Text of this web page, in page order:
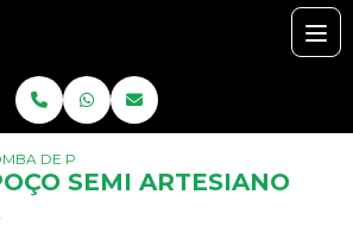
DE POÇO SEMI ARTESIANO APUCARANA
SEMI ARTESIANO